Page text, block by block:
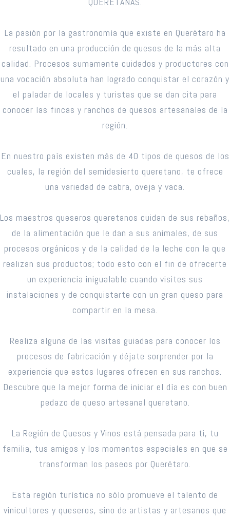
La pasión por la gastronomía que existe en Querétaro ha
resultado en una producción de quesos de la más alta
calidad. Procesos sumamente cuidados y productores con
una vocación absoluta han logrado conquistar el corazón y
el paladar de locales y turistas que se dan cita para
conocer las fincas y ranchos de quesos artesanales de la
región.
En nuestro país existen más de 40 tipos de quesos de los
cuales, la región del semidesierto queretano, te ofrece
una variedad de cabra, oveja y vaca.
Los maestros queseros queretanos cuidan de sus rebaños,
de la alimentación que le dan a sus animales, de sus
procesos orgánicos y de la calidad de la leche con la que
realizan sus productos; todo esto con el fin de ofrecerte
un experiencia inigualable cuando visites sus
instalaciones y de conquistarte con un gran queso para
compartir en la mesa.
Realiza alguna de las visitas guiadas para conocer los
procesos de fabricación y déjate sorprender por la
experiencia que estos lugares ofrecen en sus ranchos.
Descubre que la mejor forma de iniciar el día es con buen
pedazo de queso artesanal queretano.
La Región de Quesos y Vinos está pensada para ti, tu
familia, tus amigos y los momentos especiales en que se
transforman los paseos por Querétaro.
Esta región turística no sólo promueve el talento de
vinicultores y queseros, sino de artistas y artesanos que